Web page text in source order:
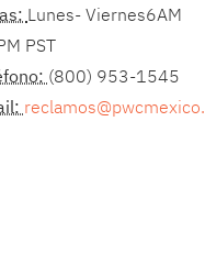
Lunes- Viernes6AM
PST
(800) 953-1545